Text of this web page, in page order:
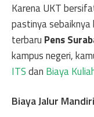
Karena UKT
pastinya sebaiknya
terbaru Pens
kampus negeri,
ITSdan Biaya
Biaya Jalur